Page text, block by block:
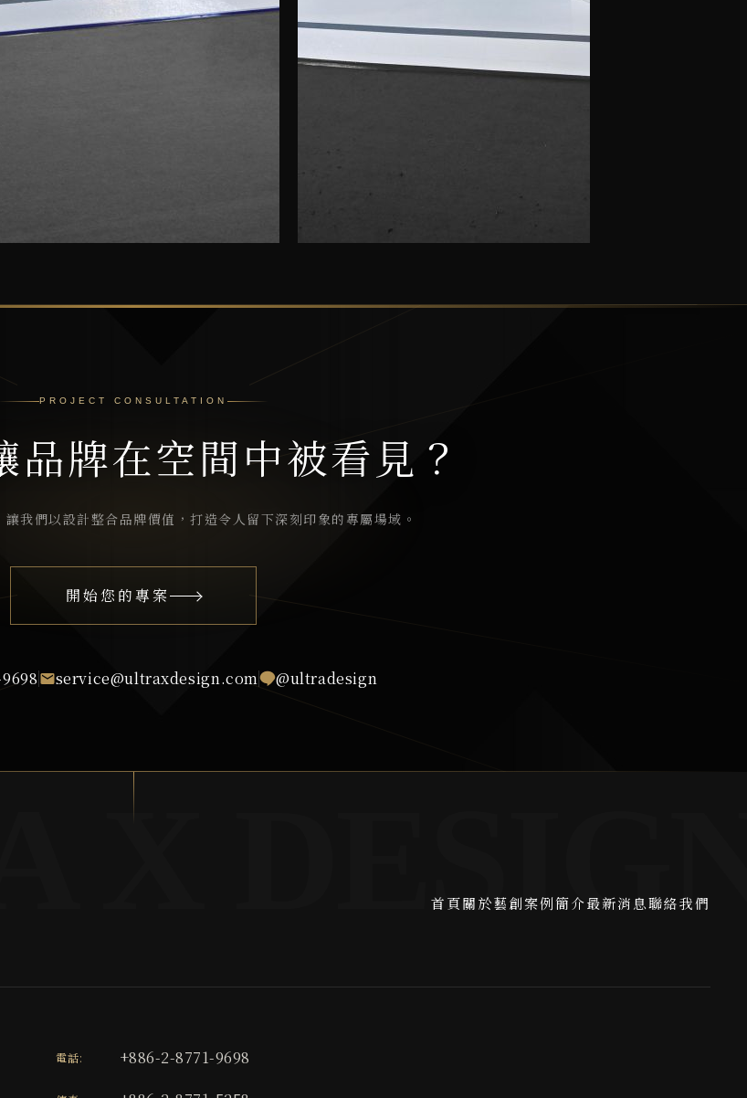
PROJECT CONSULTATION
品牌在空間中被看見？
我們以設計整合品牌價值，打造令人留下深刻印象的專屬場域。
開始您的專案
service@ultraxdesign.com @ultradesign
首頁關於藝創案例簡介最新消息聯絡我們
電話: +886-2-8771-9698